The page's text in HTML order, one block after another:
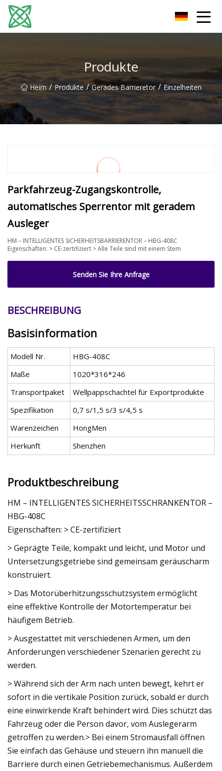
Produkte
Heim / Produkte / Gerades Barrieretor / Einzelheiten
Parkfahrzeug-Zugangskontrolle,
automatisches Sperrentor mit geradem
Ausleger
HM – INTELLIGENTES SICHERHEITSBARRIERENTOR – HBG-408C
Eigenschaften: > CE-zertifiziert > Alle Teile sind mit einem Stem
Senden Sie Ihre Anfrage
BESCHREIBUNG
Basisinformation
Modell Nr.
HBG-408C
Maße
1020*316*246
Transportpaket
Wellpappschachtel für Exportprodukte
Spezifikation
0,7 s/1,5 s/3 s/4,5 s
Warenzeichen
HongMen
Herkunft
Shenzhen
Produktbeschreibung
HM – INTELLIGENTES SICHERHEITSSCHRANKENTOR –
HBG-408C
Eigenschaften: > CE-zertifiziert
> Geprägte Teile, kompakt und leicht, und Motor und
Untersetzungsgetriebe sind gemeinsam geräuscharm
konstruiert.
> Das Motorüberhitzungsschutzsystem ermöglicht
eine effektive Kontrolle der Motortemperatur bei
häufigem Betrieb.
> Ausgestattet mit verschiedenen Armen, um den
Anforderungen verschiedener Szenarien gerecht zu
werden.
> Während sich der Arm nach unten bewegt, kehrt er
sofort in die vertikale Position zurück, sobald er durch
eine einwirkende Kraft behindert wird. Dies schützt das
Fahrzeug oder die Person davor, vom Auslegerarm
getroffen zu werden.> Bei einem Stromausfall öffnen
Sie einfach das Gehäuse und steuern ihn manuell die
Barriere durch einen Getriebemechanismus. Außerdem